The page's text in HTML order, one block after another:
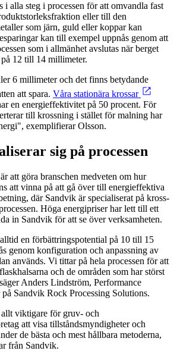
i alla steg i processen för att omvandla fast
eller till den
som järn, guld eller koppar kan
kan till exempel uppnås genom att
som i allmänhet avslutas när berget
12 till 14 millimeter.
6 millimeter och det finns betydande
att spara. Våra stationära krossar
en energieffektivitet på 50 procent. För
till krossning i stället för malning har
exemplifierar Olsson.
sig på processen
att göra branschen medveten om hur
att vinna på att gå över till energieffektiva
där Sandvik är specialiserat på kross-
Höga energipriser har lett till ett
in Sandvik för att se över verksamheten.
en förbättringspotential på 10 till 15
genom konfiguration och anpassning av
används. Vi tittar på hela processen för att
och de områden som har störst
Anders Lindström, Performance
Sandvik Rock Processing Solutions.
viktigare för gruv- och
att visa tillståndsmyndigheter och
de bästa och mest hållbara metoderna,
från Sandvik.